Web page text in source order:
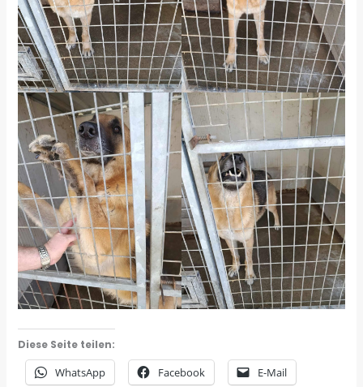
Diese Seite teilen:
WhatsApp Facebook E-Mail